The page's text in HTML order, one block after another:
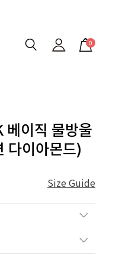
0
이직 물방울
다이아몬드)
Size Guide